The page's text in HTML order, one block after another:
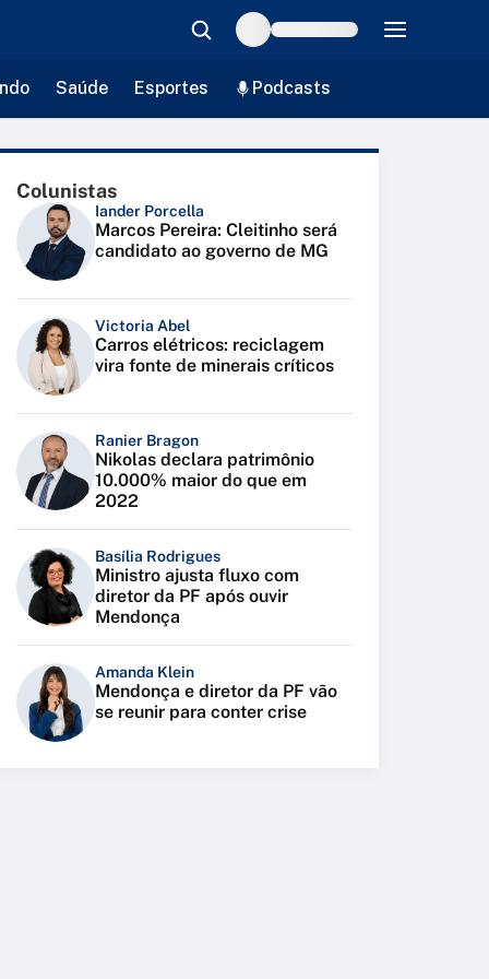
Saúde Esportes Podcasts
Colunistas
Iander Porcella
Marcos Pereira: Cleitinho será
candidato ao governo de MG
Victoria Abel
Carros elétricos: reciclagem
vira fonte de minerais críticos
Ranier Bragon
Nikolas declara patrimônio
10.000% maior do que em
2022
Basília Rodrigues
Ministro ajusta fluxo com
diretor da PF após ouvir
Mendonça
Amanda Klein
Mendonça e diretor da PF vão
se reunir para conter crise